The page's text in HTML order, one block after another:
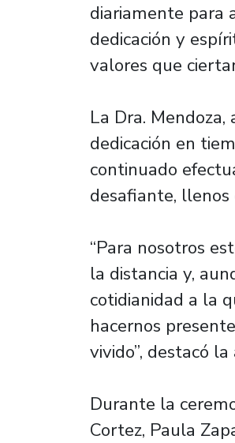
diariamente para
dedicación y
valores que
La Dra.
dedicación en
continuado
desafiante, llenos
“Para nosotros
la distancia y,
cotidianidad a la
hacernos
vivido”, destacó
Durante la
Cortez, Paula